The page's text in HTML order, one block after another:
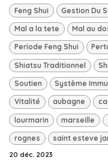
Feng Shui Gestion Du
Mal a la tete Mal au
Periode Feng Shui
Shiatsu Traditionnel
Soutien Système
Vitalité aubagne
lourmarin marseille
rognes saint esteve
20 déc. 2023